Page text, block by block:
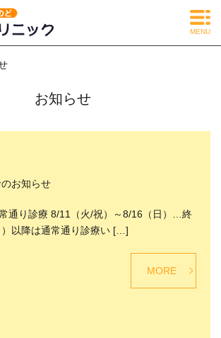
MENU
お知らせ
お知らせ
通り診療 8/11（火/祝）～8/16（日）…終
以降は通常通り診療い […]
MORE